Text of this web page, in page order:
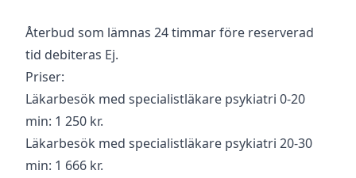
Återbud som lämnas 24 timmar före reserverad
tid debiteras Ej.
Priser:
Läkarbesök med specialistläkare psykiatri 0-20
min: 1 250 kr.
Läkarbesök med specialistläkare psykiatri 20-30
min: 1 666 kr.